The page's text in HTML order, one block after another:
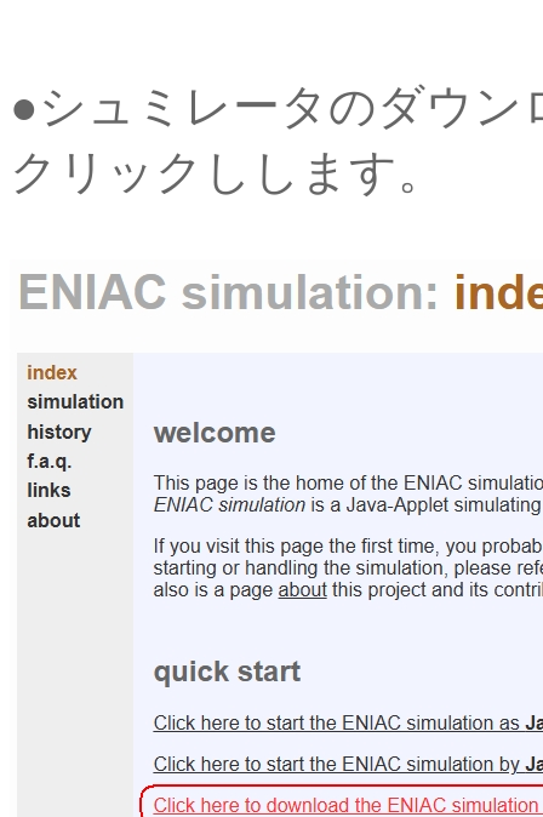
●シュミレータのダウン
クリックしします。